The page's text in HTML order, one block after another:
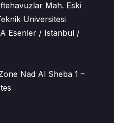
Mah. Eski
Universitesi
Esenler / Istanbul /
Nad Al Sheba 1 –